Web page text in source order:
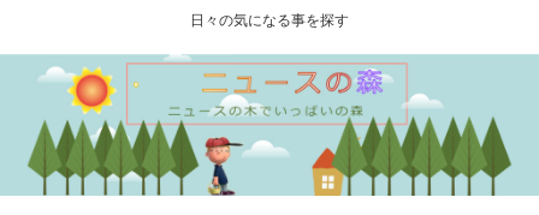
日々の気になる事を探す